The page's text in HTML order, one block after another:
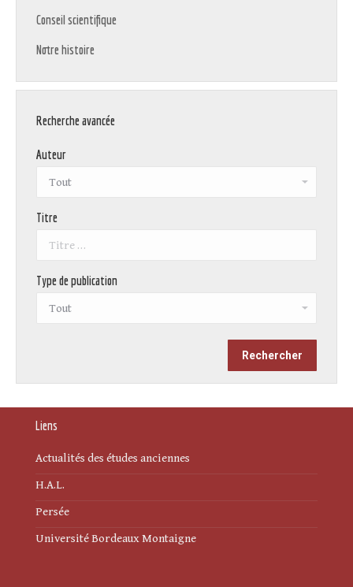
Conseil scientifique
Notre histoire
Recherche avancée
Auteur
Titre
Type de publication
Liens
Actualités des études anciennes
H.A.L.
Persée
Université Bordeaux Montaigne